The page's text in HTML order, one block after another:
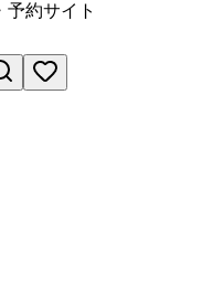
予約サイト